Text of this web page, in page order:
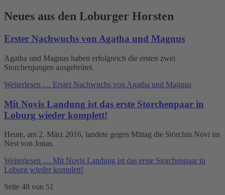
Neues aus den Loburger Horsten
Erster Nachwuchs von Agatha und Magnus
Agatha und Magnus haben erfolgreich die ersten zwei
Storchenjungen ausgebrütet.
Weiterlesen … Erster Nachwuchs von Agatha und Magnus
Mit Novis Landung ist das erste Storchenpaar in
Loburg wieder komplett!
Heute, am 2. März 2016, landete gegen Mittag die Störchin Novi im
Nest von Jonas.
Weiterlesen … Mit Novis Landung ist das erste Storchenpaar in
Loburg wieder komplett!
Seite 48 von 51